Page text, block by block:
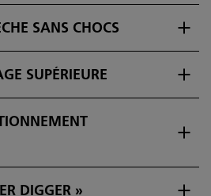
SANS CHOCS
SUPÉRIEURE
DIGGER »